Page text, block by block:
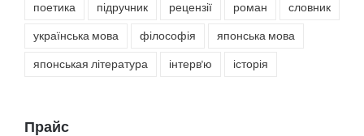
поетика підручник рецензії роман словник
українська мова філософія японська мова
японськая література інтерв'ю історія
Прайс